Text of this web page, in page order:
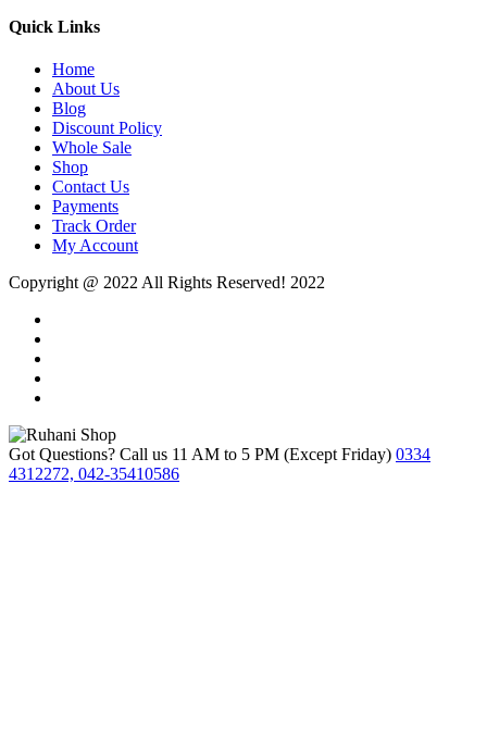
Quick Links
Home
About Us
Blog
Discount Policy
Whole Sale
Shop
Contact Us
Payments
Track Order
My Account
Copyright @ 2022 All Rights Reserved! 2022
Got Questions? Call us 11 AM to 5 PM (Except Friday) 0334
4312272, 042-35410586